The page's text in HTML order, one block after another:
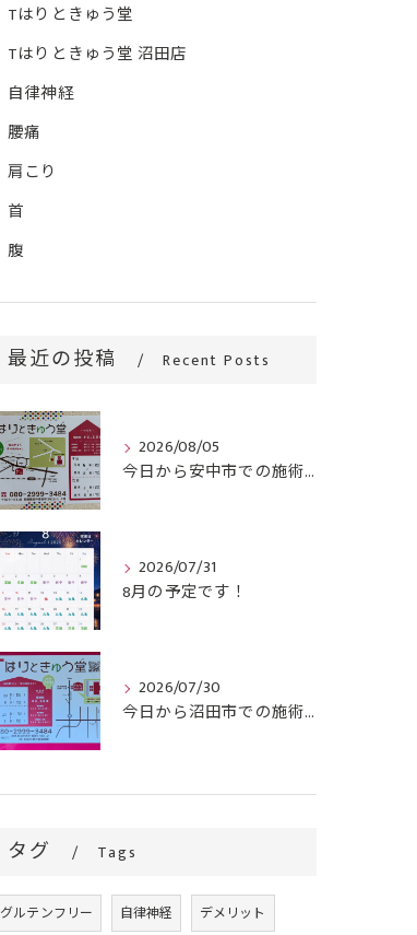
Tはりときゅう堂
Tはりときゅう堂 沼田店
自律神経
腰痛
肩こり
首
腹
最近の投稿 Recent Posts
2026/08/05
今日から安中市での施術がスタートです！
2026/07/31
8月の予定です！
2026/07/30
今日から沼田市での施術がスタートです！
タグ Tags
グルテンフリー 自律神経 デメリット